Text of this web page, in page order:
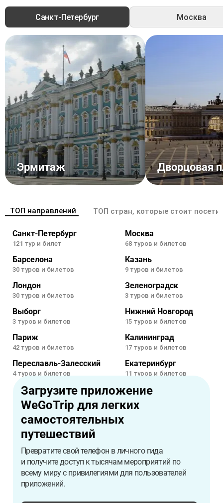
Санкт-Петербург Москва
Эрмитаж Дворцовая
ТОП направлений ТОП стран, которые стоит
Санкт-Петербург
121 тур и билет
Москва
68 туров и билетов
Барселона
30 туров и билетов
Казань
9 туров и билетов
Лондон
30 туров и билетов
Зеленоградск
3 туров и билетов
Выборг
3 туров и билетов
Нижний Новгород
15 туров и билетов
Париж
42 туров и билетов
Калининград
17 туров и билетов
Переславль-Залесский
4 туров и билетов
Екатеринбург
11 туров и билетов
Загрузите приложение
WeGoTrip для легких
самостоятельных
путешествий
Превратите свой телефон в личного гида
и получите доступ к тысячам мероприятий по
всему миру с привилегиями для пользователей
приложений.